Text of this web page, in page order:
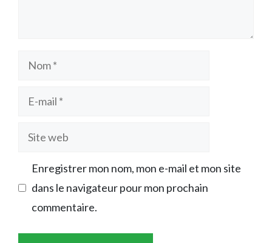
Nom
Site
Enregistrer mon nom, mon e-mail et mon site
dans le navigateur pour mon prochain
commentaire.